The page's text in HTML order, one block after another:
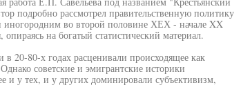
подробно рассмотрел правительственную политику
во второй половине ХЕХ - начале XX
на богатый статистический материал.
20-80-х годах расценивали происходящее как
советские и эмигрантские историки
и у тех, и у других доминировали субъективизм,